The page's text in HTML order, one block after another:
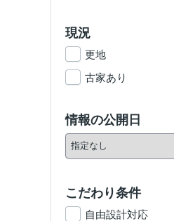
現況
更地
古家あり
情報の公開日
こだわり条件
自由設計対応